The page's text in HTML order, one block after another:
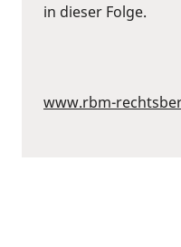
in dieser Folge.
www.rbm-